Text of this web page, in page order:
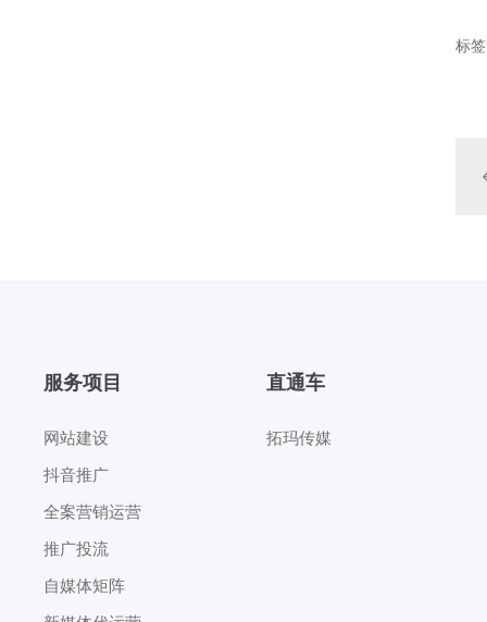
标签
服务项目
网站建设
抖音推广
全案营销运营
推广投流
自媒体矩阵
直通车
拓玛传媒